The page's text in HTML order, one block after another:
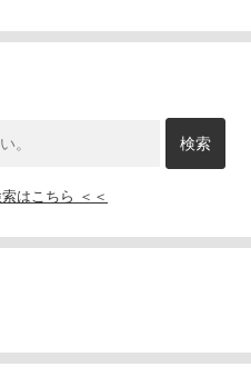
はこちら ＜＜